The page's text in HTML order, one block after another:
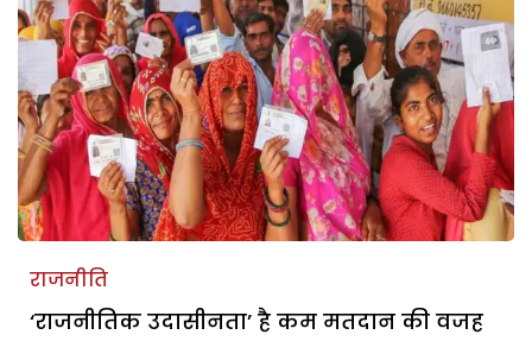
राजनीति
‘राजनीतिक उदासीनता’ है कम मतदान की वजह